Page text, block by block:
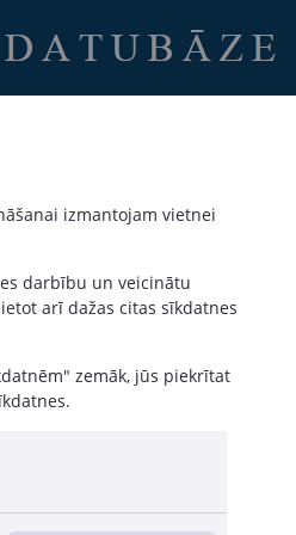
izmantojam vietnei
darbību un veicinātu
arī dažas citas sīkdatnes
zemāk, jūs piekrītat